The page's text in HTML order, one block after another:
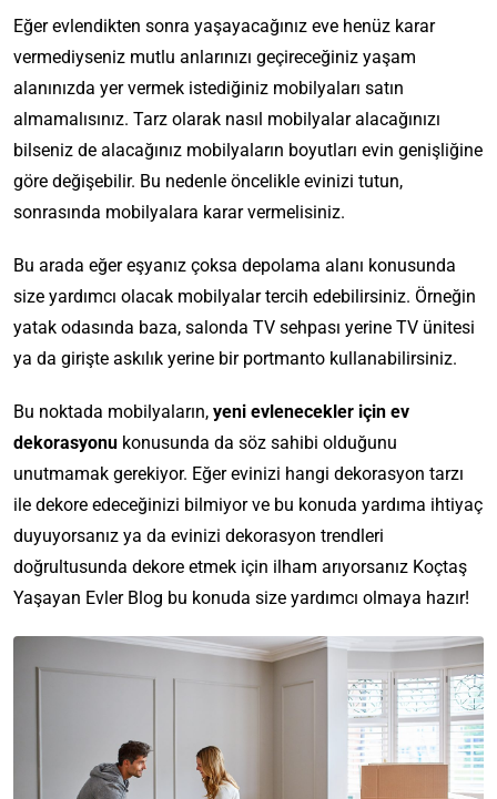
Eğer evlendikten sonra yaşayacağınız eve henüz karar
vermediyseniz mutlu anlarınızı geçireceğiniz yaşam
alanınızda yer vermek istediğiniz mobilyaları satın
almamalısınız. Tarz olarak nasıl mobilyalar alacağınızı
bilseniz de alacağınız mobilyaların boyutları evin genişliğine
göre değişebilir. Bu nedenle öncelikle evinizi tutun,
sonrasında mobilyalara karar vermelisiniz.
Bu arada eğer eşyanız çoksa depolama alanı konusunda
size yardımcı olacak mobilyalar tercih edebilirsiniz. Örneğin
yatak odasında baza, salonda TV sehpası yerine TV ünitesi
ya da girişte askılık yerine bir portmanto kullanabilirsiniz.
Bu noktada mobilyaların, yeni evlenecekler için ev
dekorasyonu konusunda da söz sahibi olduğunu
unutmamak gerekiyor. Eğer evinizi hangi dekorasyon tarzı
ile dekore edeceğinizi bilmiyor ve bu konuda yardıma ihtiyaç
duyuyorsanız ya da evinizi dekorasyon trendleri
doğrultusunda dekore etmek için ilham arıyorsanız Koçtaş
Yaşayan Evler Blog bu konuda size yardımcı olmaya hazır!